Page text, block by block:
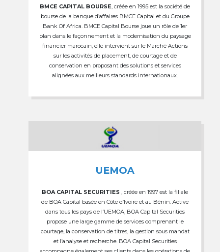
BMCE CAPITAL BOURSE , créée en 1995 est la société de
bourse de la banque d’affaires BMCE Capital et du Groupe
Bank Of Africa. BMCE Capital Bourse joue un rôle de 1er
plan dans le façonnement et la modernisation du paysage
financier marocain, elle intervient sur le Marché Actions
sur les activités de placement, de courtage et de
conservation en proposant des solutions et services
alignées aux meilleurs standards internationaux.
UEMOA
BOA CAPITAL SECURITIES , créée en 1997 est la filiale
de BOA Capital basée en Côte d’Ivoire et au Bénin. Active
dans tous les pays de l’UEMOA, BOA Capital Securities
propose une large gamme de services comprenant le
courtage, la conservation de titres, la gestion sous mandat
et l’analyse et recherche. BOA Capital Securities